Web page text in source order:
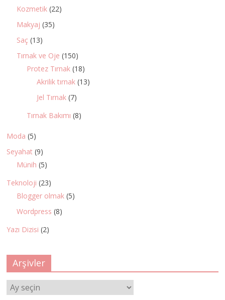
Kozmetik (22)
Makyaj (35)
Saç (13)
Tırnak ve Oje (150)
Protez Tırnak (18)
Akrilik tırnak (13)
Jel Tırnak (7)
Tırnak Bakımı (8)
Moda (5)
Seyahat (9)
Münih (5)
Teknoloji (23)
Blogger olmak (5)
Wordpress (8)
Yazı Dizisi (2)
Arşivler
Arşivler